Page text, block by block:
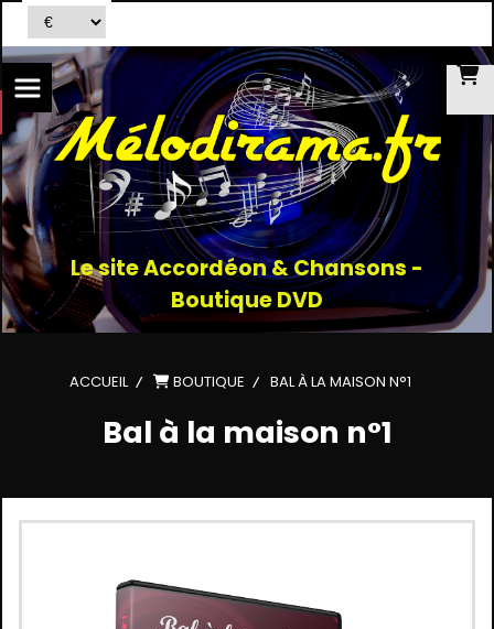
Le site Accordéon & Chansons -
Boutique DVD
ACCUEIL BOUTIQUE BAL À LA MAISON N°1
Bal à la maison n°1